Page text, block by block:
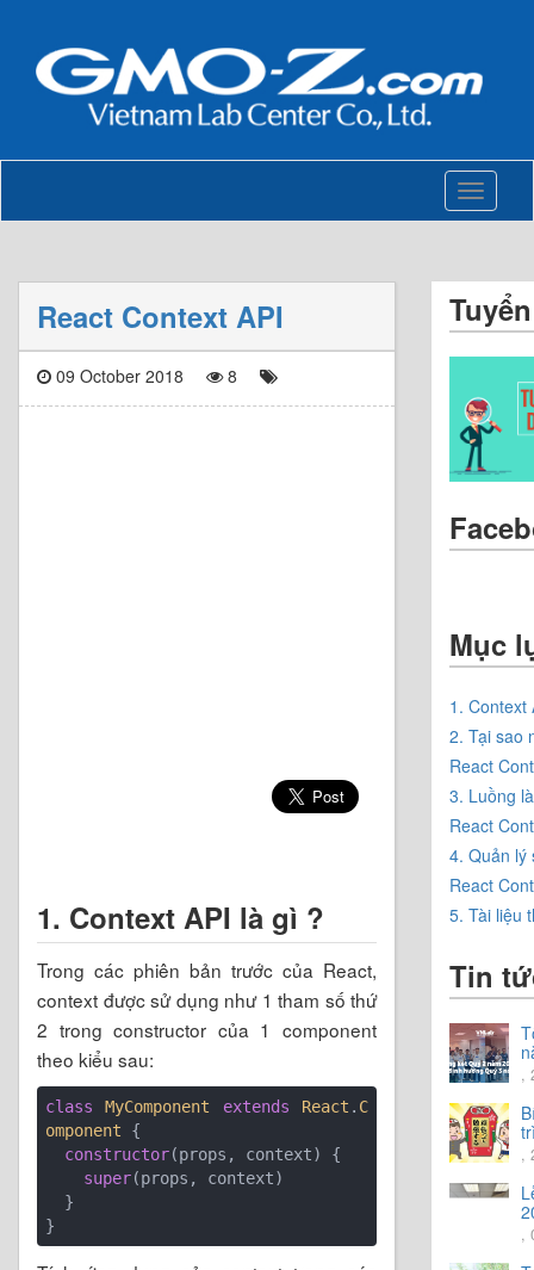
Toggle
React Context API
09 October 2018 8
1. Context API là gì ?
Trong các phiên bản trước của React,
context được sử dụng như 1 tham số thứ
2 trong constructor của 1 component
theo kiểu sau:
class MyComponent extends React . C
omponent
{
constructor(props, context) {
super(props, context)
Mục
1. Context
2. Tại sao
React
3. Luồng
React
4. Quản lý
React
5. Tài liệu
Tin
,
,
,